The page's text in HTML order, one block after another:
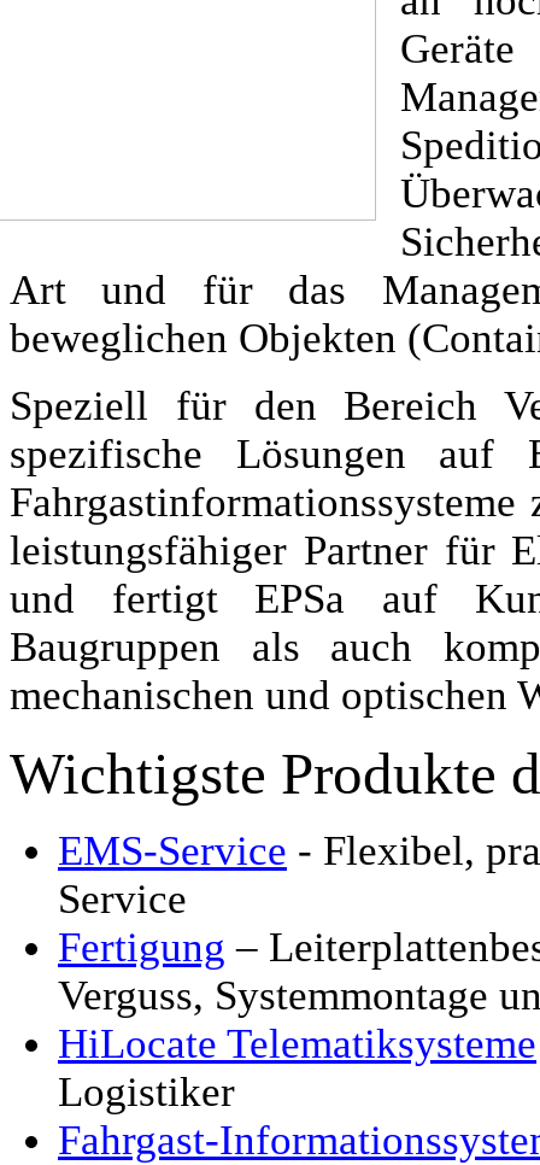
Art und für das
beweglichen Objekten
Speziell für den Bereich
spezifische Lösungen auf
leistungsfähiger Partner für
und fertigt EPSa auf
Baugruppen als auch
mechanischen und optischen
Wichtigste Produkte
EMS-Service - Flexibel,
Service
Fertigung –
Verguss, Systemmontage
HiLocate Telematiksysteme
Logistiker
Fahrgast-